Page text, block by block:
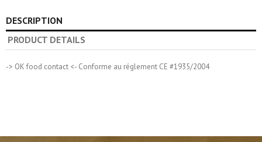
DESCRIPTION
PRODUCT DETAILS
-> OK food contact <- Conforme au réglement CE #1935/2004